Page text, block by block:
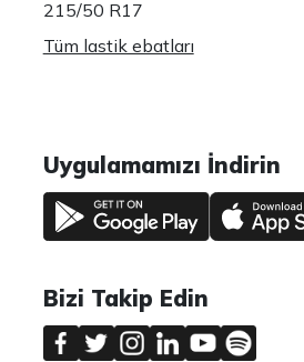
215/50 R17
Tüm lastik ebatları
Uygulamamızı İndirin
Bizi Takip Edin